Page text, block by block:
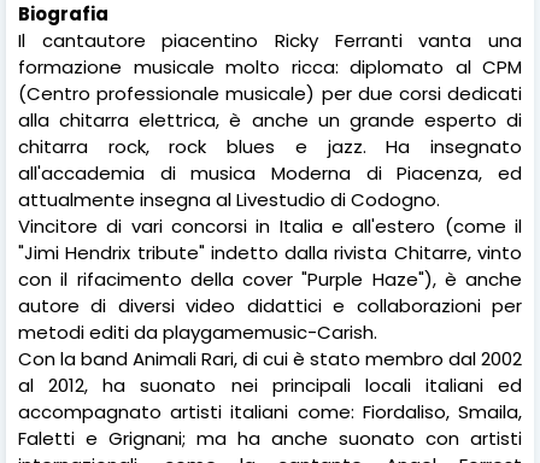
Biografia
Il cantautore piacentino Ricky Ferranti vanta una
formazione musicale molto ricca: diplomato al CPM
(Centro professionale musicale) per due corsi dedicati
alla chitarra elettrica, è anche un grande esperto di
chitarra rock, rock blues e jazz. Ha insegnato
all'accademia di musica Moderna di Piacenza, ed
attualmente insegna al Livestudio di Codogno.
Vincitore di vari concorsi in Italia e all'estero (come il
"Jimi Hendrix tribute" indetto dalla rivista Chitarre, vinto
con il rifacimento della cover "Purple Haze"), è anche
autore di diversi video didattici e collaborazioni per
metodi editi da playgamemusic-Carish.
Con la band Animali Rari, di cui è stato membro dal 2002
al 2012, ha suonato nei principali locali italiani ed
accompagnato artisti italiani come: Fiordaliso, Smaila,
Faletti e Grignani; ma ha anche suonato con artisti